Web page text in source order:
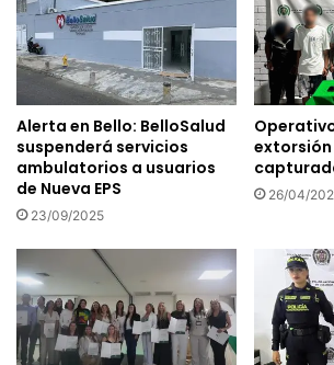
Alerta en Bello: BelloSalud
suspenderá servicios
ambulatorios a usuarios
de Nueva EPS
23/09/2025
extorsión
26/04/